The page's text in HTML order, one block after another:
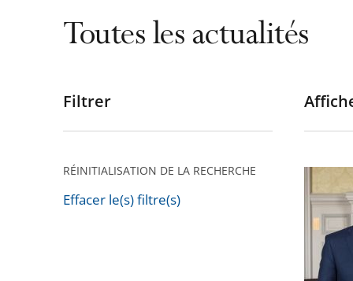
Toutes les actualités
Passer
pour
après
Filtrer
RÉINITIALISATION DE LA RECHERCHE
Effacer le(s) filtre(s)
d'une